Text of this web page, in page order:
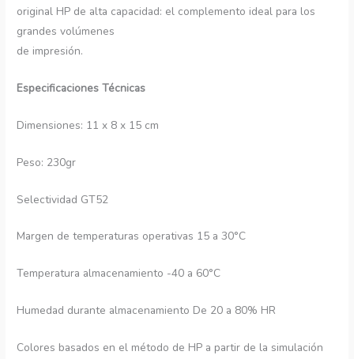
original HP de alta capacidad: el complemento ideal para los
grandes volúmenes
de impresión.
Especificaciones Técnicas
Dimensiones: 11 x 8 x 15 cm
Peso: 230gr
Selectividad GT52
Margen de temperaturas operativas 15 a 30°C
Temperatura almacenamiento -40 a 60°C
Humedad durante almacenamiento De 20 a 80% HR
Colores basados en el método de HP a partir de la simulación